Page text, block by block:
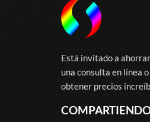
Está invitado a
una consulta en línea
obtener precios